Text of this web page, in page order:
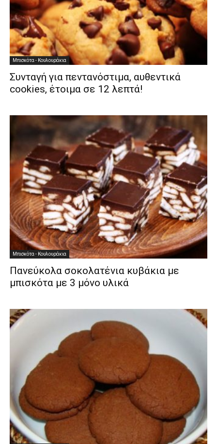
Μπισκότα - Κουλουράκια
Συνταγή για πεντανόστιμα, αυθεντικά
cookies, έτοιμα σε 12 λεπτά!
Μπισκότα - Κουλουράκια
Πανεύκολα σοκολατένια κυβάκια με
μπισκότα με 3 μόνο υλικά